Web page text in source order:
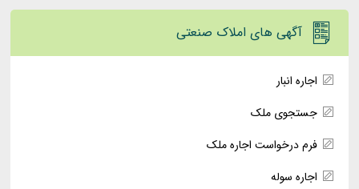
آگهی های املاک صنعتی
اجاره انبار
جستجوی ملک
فرم درخواست اجاره ملک
اجاره سوله